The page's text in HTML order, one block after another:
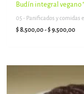
Budín integral vegano
05 - Panificados y comidas
$8.500,00-$9.500,00